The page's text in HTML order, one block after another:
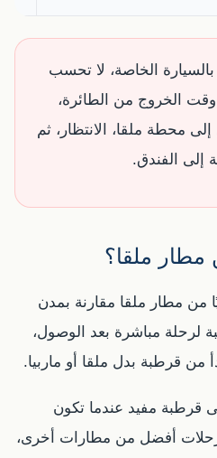
الخاصة، لا تحسب
الخروج من الطائرة،
إلى محطة ملقا، الانتظار، ثم
إلى الفندق.
ملقا؟
من مطار ملقا مقارنة بمدن
لرحلة مباشرة بعد الوصول،
من قرطبة بدل ملقا أو ماربيا.
قرطبة مفيد عندما تكون
أفضل من مطارات أخرى،